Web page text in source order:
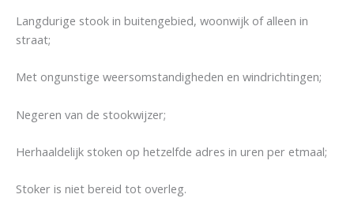
Langdurige stook in buitengebied, woonwijk of alleen in
straat;
Met ongunstige weersomstandigheden en windrichtingen;
Negeren van de stookwijzer;
Herhaaldelijk stoken op hetzelfde adres in uren per etmaal;
Stoker is niet bereid tot overleg.